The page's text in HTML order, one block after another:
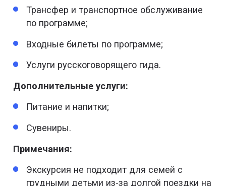
Трансфер и транспортное обслуживание
по программе;
Входные билеты по программе;
Услуги русскоговорящего гида.
Дополнительные услуги:
Питание и напитки;
Сувениры.
Примечания:
Экскурсия не подходит для семей с
грудными детьми из-за долгой поездки на